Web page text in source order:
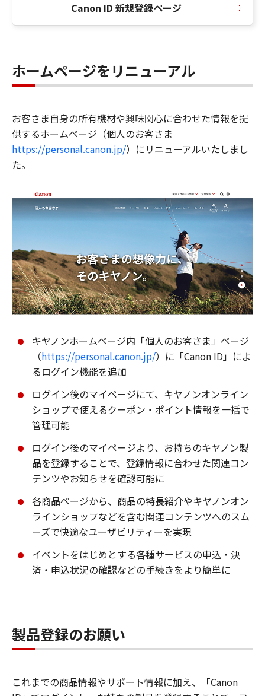
Canon ID 新規登録ページ
ホームページをリニューアル
お客さま自身の所有機材や興味関心に合わせた情報を提
供するホームページ（個人のお客さま
https://personal.canon.jp/）にリニューアルいたしまし
た。
キヤノンホームページ内「個人のお客さま」ページ
（https://personal.canon.jp/）に「Canon ID」によ
るログイン機能を追加
ログイン後のマイページにて、キヤノンオンライン
ショップで使えるクーポン・ポイント情報を一括で
管理可能
ログイン後のマイページより、お持ちのキヤノン製
品を登録することで、登録情報に合わせた関連コン
テンツやお知らせを確認可能に
各商品ページから、商品の特長紹介やキヤノンオン
ラインショップなどを含む関連コンテンツへのスム
ーズで快適なユーザビリティーを実現
イベントをはじめとする各種サービスの申込・決
済・申込状況の確認などの手続きをより簡単に
製品登録のお願い
これまでの商品情報やサポート情報に加え、「Canon